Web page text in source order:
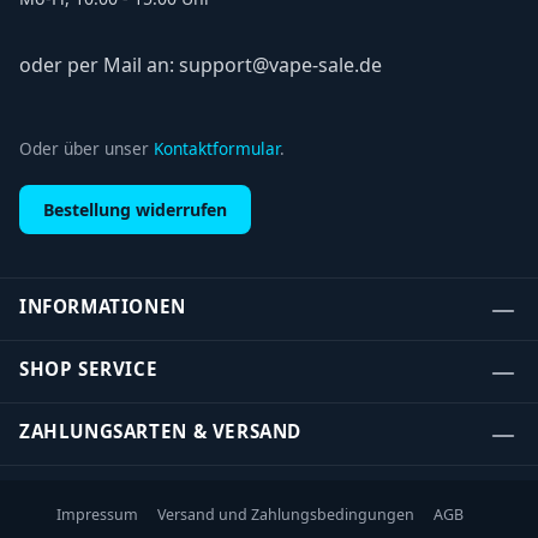
oder per Mail an: support@vape-sale.de
Oder über unser Kontaktformular.
Bestellung widerrufen
INFORMATIONEN
SHOP SERVICE
ZAHLUNGSARTEN & VERSAND
Impressum Versand und Zahlungsbedingungen AGB